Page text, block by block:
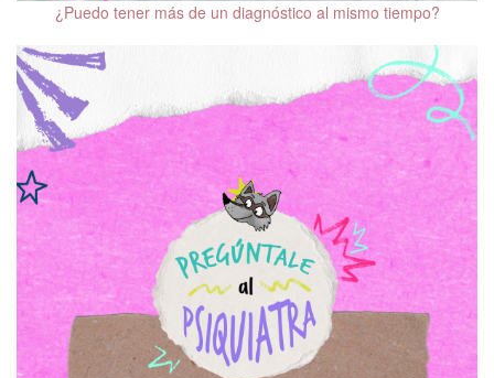
¿Puedo tener más de un diagnóstico al mismo tiempo?